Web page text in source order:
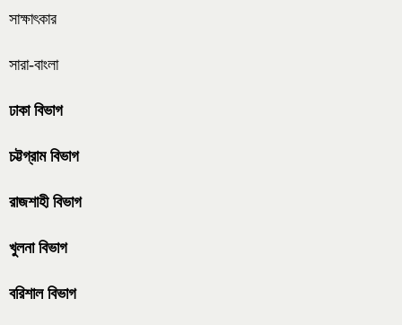
সাক্ষাৎকার
সারা-বাংলা
ঢাকা বিভাগ
চট্টগ্রাম বিভাগ
রাজশাহী বিভাগ
খুলনা বিভাগ
বরিশাল বিভাগ